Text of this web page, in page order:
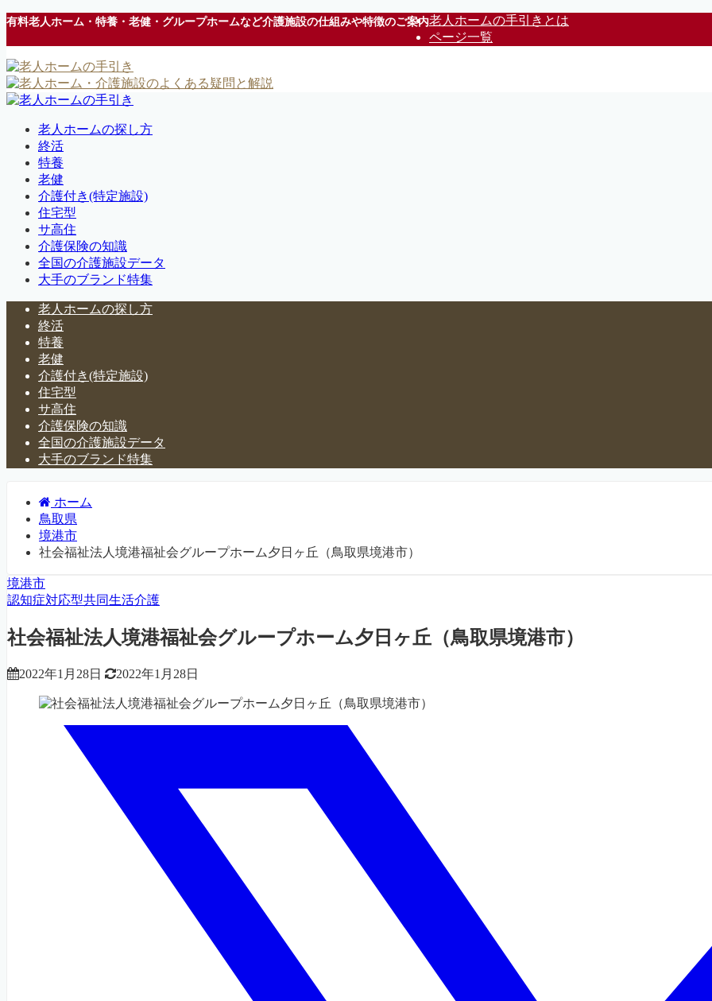
有料老人ホーム・特養・老健・グループホームなど介護施設の仕組みや特徴のご案内老人ホームの手引きとは
ページ一覧
老人ホームの探し方
終活
特養
老健
介護付き(特定施設)
住宅型
サ高住
介護保険の知識
全国の介護施設データ
大手のブランド特集
老人ホームの探し方
終活
特養
老健
介護付き(特定施設)
住宅型
サ高住
介護保険の知識
全国の介護施設データ
大手のブランド特集
ホーム
鳥取県
境港市
社会福祉法人境港福祉会グループホーム夕日ヶ丘（鳥取県境港市）
境港市
認知症対応型共同生活介護
社会福祉法人境港福祉会グループホーム夕日ヶ丘（鳥取県境港市）
2022年1月28日 2022年1月28日